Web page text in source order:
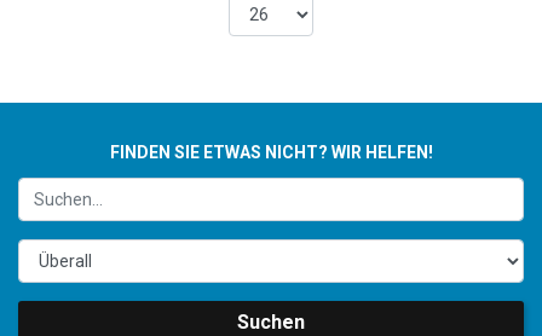
FINDEN SIE ETWAS NICHT? WIR HELFEN!
Suchen